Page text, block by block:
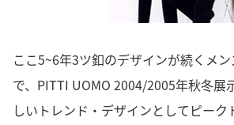
ここ5~6年3ツ釦のデザインが続くメ
で、PITTI UOMO 2004/2005年秋冬展
しいトレンド・デザインとしてピー